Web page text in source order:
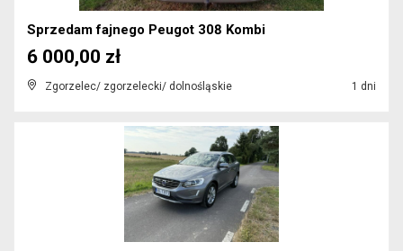
Sprzedam fajnego Peugot 308 Kombi
Zgorzelec/ zgorzelecki/ dolnośląskie 1 dni
6 000,00 zł